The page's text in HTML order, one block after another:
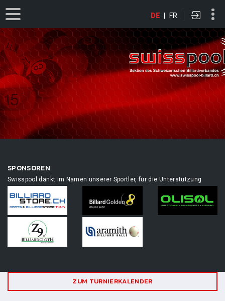
DE | FR
SPONSOREN
Swisspool dankt im Namen unserer Sportler, für die Unterstützung
ZUM TURNIERKALENDER